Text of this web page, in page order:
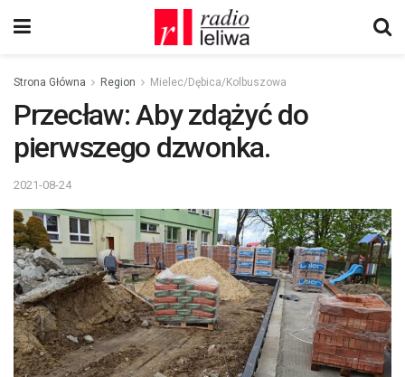
Strona Główna Region Mielec/Dębica/Kolbuszowa
Przecław: Aby zdążyć do
pierwszego dzwonka.
2021-08-24